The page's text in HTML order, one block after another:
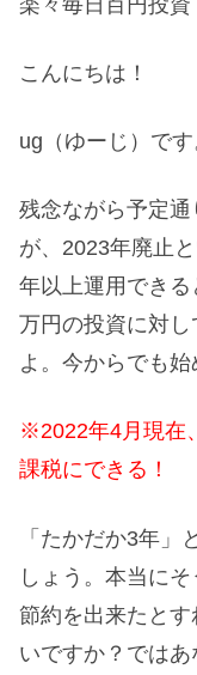
こんにちは！
ug（ゆーじ）です
残念ながら予定
が、2023年廃止
年以上運用でき
万円の投資に対
よ。今からでも
※2022年4月現在
課税にできる！
「たかだか3年」
しょう。本当に
節約を出来たと
いですか？では